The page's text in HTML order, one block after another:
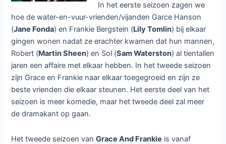
In het eerste seizoen zagen we
hoe de water-en-vuur-vrienden/vijanden Garce Hanson
(Jane Fonda) en Frankie Bergstein (Lily Tomlin) bij elkaar
gingen wonen nadat ze erachter kwamen dat hun mannen,
Robert (Martin Sheen) en Sol (Sam Waterston) al tientallen
jaren een affaire met elkaar hebben. In het tweede seizoen
zijn Grace en Frankie naar elkaar toegegroeid en zijn ze
beste vrienden die elkaar steunen. Het eerste deel van het
seizoen is meer komedie, maar het tweede deel zal meer
de dramakant op gaan.
Het tweede seizoen vanGrace And Frankie is vanaf